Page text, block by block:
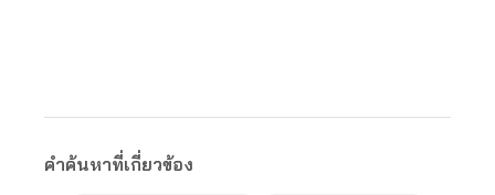
คำค้นหาที่เกี่ยวข้อง